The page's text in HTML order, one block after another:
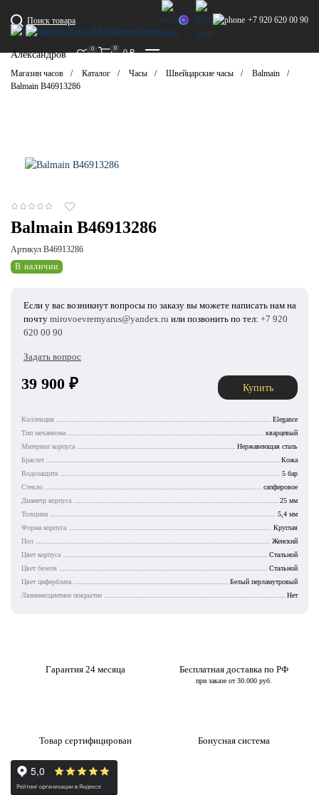
Поиск товара +7 920 620 00 90
Александров
0 0 0 ₽
Магазин часов Каталог Часы Швейцарские часы
Balmain
Balmain B46913286
Balmain B46913286
Артикул B46913286
В наличии
Если у вас возникнут вопросы по заказу вы можете написать нам на
почту mirovoevremyarus@yandex.ru или позвонить по тел: +7 920
620 00 90
Задать вопрос
39 900 ₽ Купить
Коллекция
Elegance
Тип механизма
кварцевый
Материал корпуса
Нержавеющая сталь
Браслет
Кожа
Водозащита
5 бар
Стекло
сапфировое
Диаметр корпуса
25 мм
Толщина
5,4 мм
Форма корпуса
Круглая
Пол
Женский
Цвет корпуса
Стальной
Цвет безеля
Стальной
Цвет циферблата
Белый перламутровый
Люминесцентное покрытие
Нет
Гарантия 24 месяца Бесплатная доставка по РФ
при заказе от 30.000 руб.
Товар сертифицирован Бонусная система